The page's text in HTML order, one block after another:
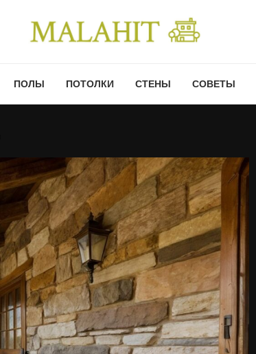
ПОЛЫ ПОТОЛКИ СТЕНЫ СОВЕТЫ